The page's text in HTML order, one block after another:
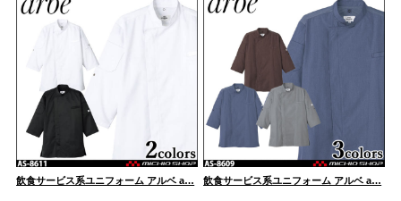
飲食サービス系ユニフォーム アルベ a… 飲食サービス系ユニフォーム アルベ a…